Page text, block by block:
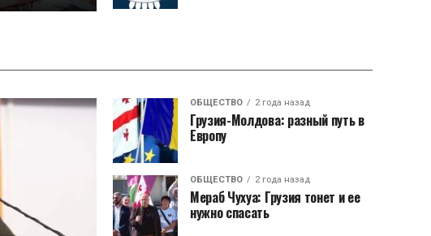
ОБЩЕСТВО 2 года назад
Грузия-Молдова: разный путь в
Европу
ОБЩЕСТВО 2 года назад
Мераб Чухуа: Грузия тонет и ее
нужно спасать